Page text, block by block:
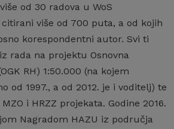
od 30 radova u WoS
više od 700 puta, a od kojih
korespondentni autor. Svi ti
rada na projektu Osnovna
RH) 1:50.000 (na kojem
od 1997., a od 2012. je i voditelj) te
i HRZZ projekata. Godine 2016.
Nagradom HAZU iz područja